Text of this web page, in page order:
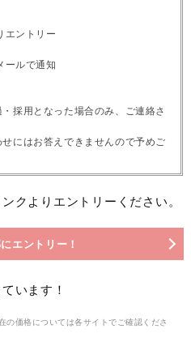
エントリー
ールで通知
採用となった場合のみ、ご連絡さ
にはお答えできませんので予めご
クよりエントリーください。
エントリー！
います！
価格については各サイトでご確認くださ